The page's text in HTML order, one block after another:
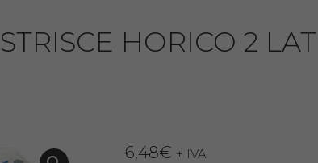
STRISCE HORICO 2
6,48€ + IVA